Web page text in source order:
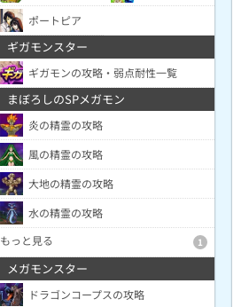
ポートピア
ギガモンスター
ギガモンの攻略・弱点耐性一覧
まぼろしのSPメガモン
炎の精霊の攻略
風の精霊の攻略
大地の精霊の攻略
水の精霊の攻略
もっと見る
1
メガモンスター
ドラゴンコープスの攻略